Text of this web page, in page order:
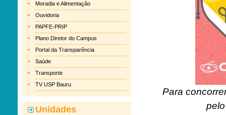
Moradia e Alimentação
Ouvidoria
PAPFE-PRIP
Plano Diretor do Campus
Portal da Transparência
Saúde
Transporte
TV USP Bauru
Unidades
Para